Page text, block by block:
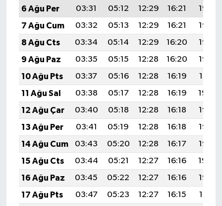
6 Ağu Per
03:31 05:12 12:29 16:21
19:36
7 Ağu Cum
03:32 05:13 12:29 16:21
19:35
8 Ağu Cts
03:34 05:14 12:29 16:20
19:33
9 Ağu Paz
03:35 05:15 12:28 16:20
19:32
10 Ağu Pts
03:37 05:16 12:28 16:19
19:31
11 Ağu Sal
03:38 05:17 12:28 16:19
19:29
12 Ağu Çar
03:40 05:18 12:28 16:18
19:28
13 Ağu Per
03:41 05:19 12:28 16:18
19:27
14 Ağu Cum
03:43 05:20 12:28 16:17
19:26
15 Ağu Cts
03:44 05:21 12:27 16:16
19:24
16 Ağu Paz
03:45 05:22 12:27 16:16
19:23
17 Ağu Pts
03:47 05:23 12:27 16:15
19:21